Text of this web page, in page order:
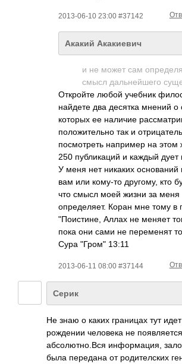
2013-06-10 23:00 #37142
Акакий Акакиевич
и не может сам
смысл дальнейшего
Откройте любой учебник
найдете два десятка мнений о
которых ее наличие
положительно так и
посмотреть например на этом
250 публикаций и каждый дует
У меня нет никаких оснований
вам или кому-то другому, кто
что смысл моей жизни за меня
определяет. Коран мне тому в
"Поистине, Аллах не меняет
пока они сами не переменят
Сура "Гром" 13:11
2013-06-11 08:00 #37144
Серик
Не знаю о каких границах тут
рождении человека не
абсолютно.Вся информация,
была передана от родителских